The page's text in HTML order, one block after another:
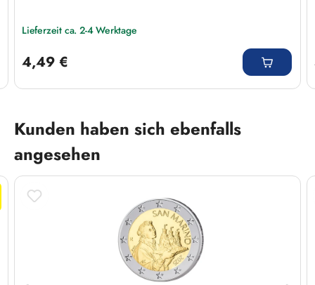
Lieferzeit ca. 2-4 Werktage
4,49 €
Produktgalerie überspringen
Kunden haben sich ebenfalls
angesehen